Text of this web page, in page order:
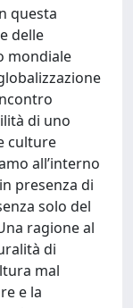
questa
delle
mondiale
di uno
culture
all’interno
presenza di
solo del
ragione al
di
mal
e la